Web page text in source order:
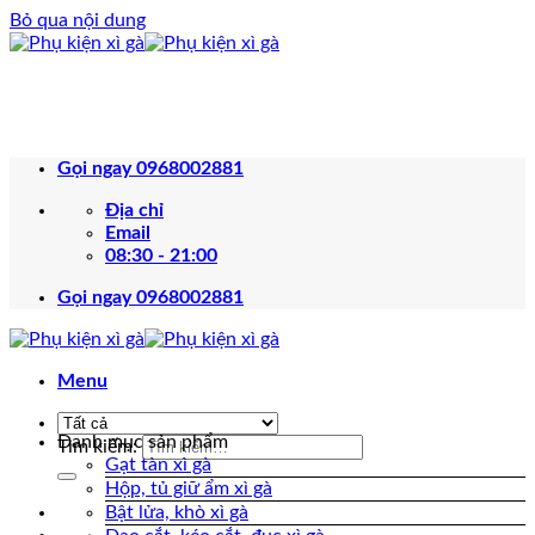
Bỏ qua nội dung
Gọi ngay 0968002881
Địa chỉ
Email
08:30 - 21:00
Gọi ngay 0968002881
Menu
Tìm kiếm:
Danh mục sản phẩm
Gạt tàn xì gà
Hộp, tủ giữ ẩm xì gà
Bật lửa, khò xì gà